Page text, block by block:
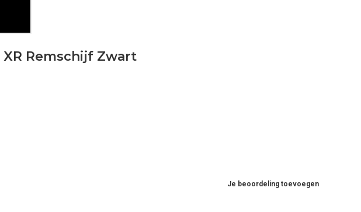
Remschijf Zwart
Je beoordeling toevoegen